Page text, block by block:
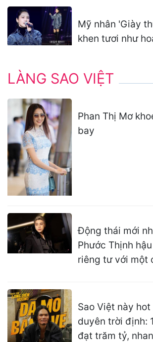
Mỹ nhân 'Giày
khen tươi như
LÀNG SAO VIỆT
Phan Thị Mơ
bay
Động thái mới
Phước Thịnh
riêng tư với một
Sao Việt này
duyên trời định:
đạt trăm tỷ,